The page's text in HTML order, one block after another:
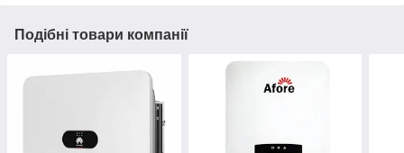
Подібні товари компанії